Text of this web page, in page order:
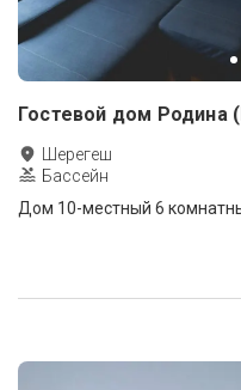
Гостевой дом
Шерегеш
Бассейн
Дом 10-местный 6